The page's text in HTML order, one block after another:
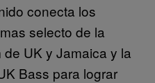
conecta los
selecto de la
UK y Jamaica y la
Bass para lograr